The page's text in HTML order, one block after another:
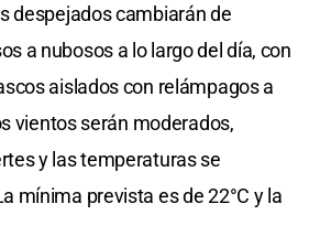
despejados cambiarán de
a nubosos a lo largo del día, con
aislados con relámpagos a
vientos serán moderados,
y las temperaturas se
mínima prevista es de 22°C y la